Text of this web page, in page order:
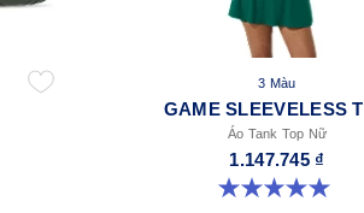
3 Màu
GAME SLEEVELESS
Áo Tank Top Nữ
1.147.745 ₫
5.0 trong số 5 sao. 1 đánh giá